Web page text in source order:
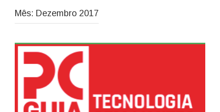
Mês: Dezembro 2017